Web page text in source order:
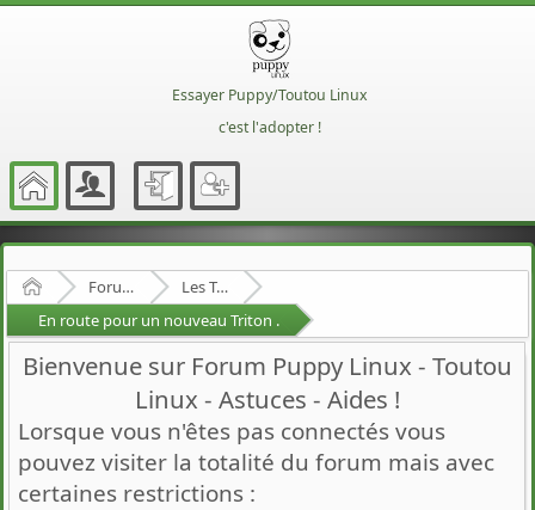
Essayer Puppy/Toutou Linux
c'est l'adopter !
Accueil Forum Francophone de Puppy/Toutou Linux
Les Toutous
En route pour un nouveau Triton .
Bienvenue sur Forum Puppy Linux - Toutou
Linux - Astuces - Aides !
Lorsque vous n'êtes pas connectés vous
pouvez visiter la totalité du forum mais avec
certaines restrictions :